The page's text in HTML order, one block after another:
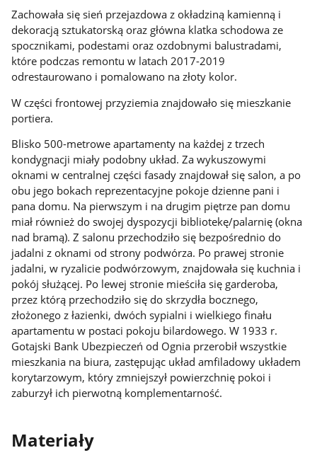
Zachowała się sień przejazdowa z okładziną kamienną i
dekoracją sztukatorską oraz główna klatka schodowa ze
spocznikami, podestami oraz ozdobnymi balustradami,
które podczas remontu w latach 2017-2019
odrestaurowano i pomalowano na złoty kolor.
W części frontowej przyziemia znajdowało się mieszkanie
portiera.
Blisko 500-metrowe apartamenty na każdej z trzech
kondygnacji miały podobny układ. Za wykuszowymi
oknami w centralnej części fasady znajdował się salon, a po
obu jego bokach reprezentacyjne pokoje dzienne pani i
pana domu. Na pierwszym i na drugim piętrze pan domu
miał również do swojej dyspozycji bibliotekę/palarnię (okna
nad bramą). Z salonu przechodziło się bezpośrednio do
jadalni z oknami od strony podwórza. Po prawej stronie
jadalni, w ryzalicie podwórzowym, znajdowała się kuchnia i
pokój służącej. Po lewej stronie mieściła się garderoba,
przez którą przechodziło się do skrzydła bocznego,
złożonego z łazienki, dwóch sypialni i wielkiego finału
apartamentu w postaci pokoju bilardowego. W 1933 r.
Gotajski Bank Ubezpieczeń od Ognia przerobił wszystkie
mieszkania na biura, zastępując układ amfiladowy układem
korytarzowym, który zmniejszył powierzchnię pokoi i
zaburzył ich pierwotną komplementarność.
Materiały